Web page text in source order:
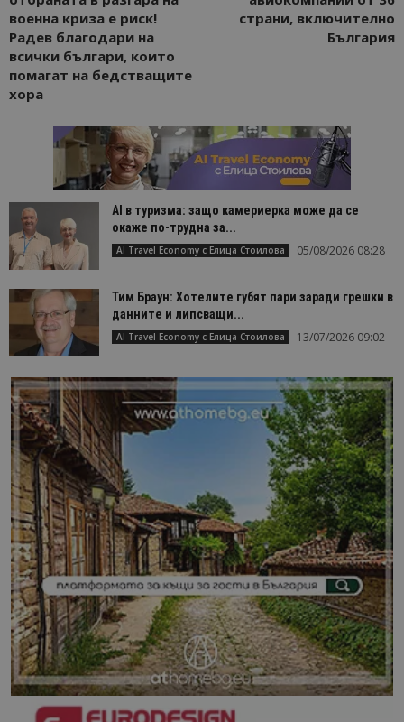
военна криза е риск!
Радев благодари на
всички българи, които
помагат на бедстващите
хора
страни, включително
България
AI в туризма: защо камериерка може да се
окаже по-трудна за...
AI Travel Economy с Елица Стоилова 05/08/2026 08:28
Тим Браун: Хотелите губят пари заради грешки в
данните и липсващи...
AI Travel Economy с Елица Стоилова 13/07/2026 09:02